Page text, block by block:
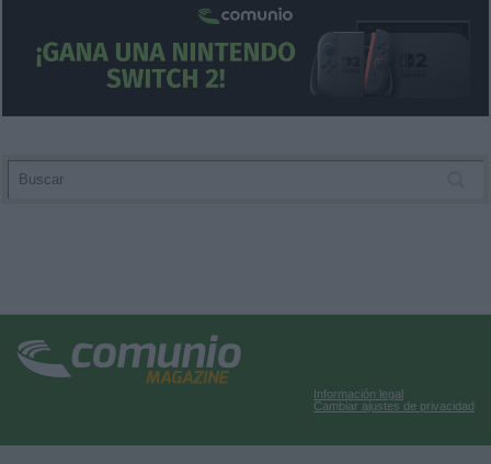
Información legal
Cambiar ajustes de privacidad